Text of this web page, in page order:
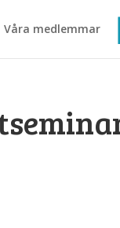
Våra medlemmar